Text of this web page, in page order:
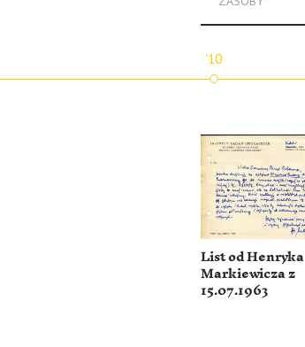
'10
List od Henryka
Markiewicza z
15.07.1963